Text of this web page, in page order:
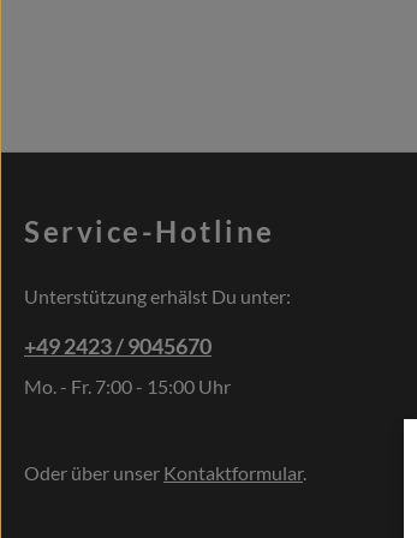
Service-Hotline
Unterstützung erhälst Du unter:
+49 2423 / 9045670
Mo. - Fr. 7:00 - 15:00 Uhr
Oder über unser Kontaktformular.